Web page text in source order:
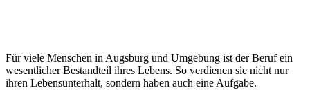
Für viele Menschen in Augsburg und Umgebung ist der Beruf ein
wesentlicher Bestandteil ihres Lebens. So verdienen sie nicht nur
ihren Lebensunterhalt, sondern haben auch eine Aufgabe.